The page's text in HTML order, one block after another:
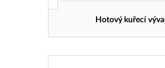
Hotový kuřecí